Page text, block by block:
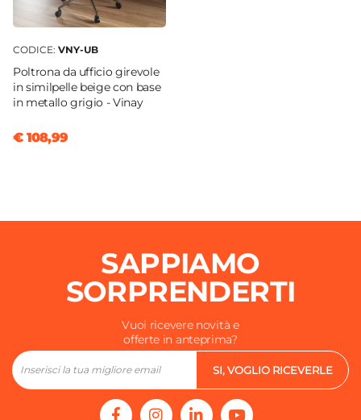
CODICE: VNY-UB
Poltrona da ufficio girevole
in similpelle beige con base
in metallo grigio - Vinay
€ 108,99
SAPPIAMO
SORPRENDERTI
Vuoi ricevere novità e
offerte in anteprima?
SI, VOGLIO RICEVERLE